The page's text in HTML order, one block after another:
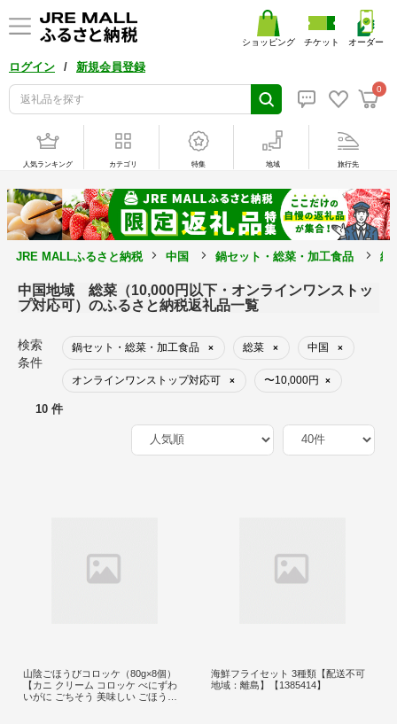
ログイン / 新規会員登録
0
ショッピング チケット オーダー
人気ランキング カテゴリ 特集 地域 旅行先
JRE MALLふるさと納税 中国 鍋セット・総菜・加工食品 総
中国地域 総菜（10,000円以下・オンラインワンストッ
プ対応可）のふるさと納税返礼品一覧
検索
条件
鍋セット・総菜・加工食品 × 総菜 × 中国 ×
オンラインワンストップ対応可 × 〜10,000円 ×
10 件
山陰ごほうびコロッケ（80g×8個）
【カニ クリーム コロッケ べにずわ
いがに ごちそう 美味しい ごほうび
海鮮フライセット 3種類【配送不可
地域：離島】【1385414】